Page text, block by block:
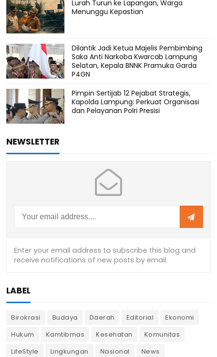
Lurah Turun ke Lapangan, Warga
Menunggu Kepastian
Dilantik Jadi Ketua Majelis Pembimbing
Saka Anti Narkoba Kwarcab Lampung
Selatan, Kepala BNNK Pramuka Garda
P4GN
Pimpin Sertijab 12 Pejabat Strategis,
Kapolda Lampung: Perkuat Organisasi
dan Pelayanan Polri Presisi
NEWSLETTER
LABEL
Birokrasi Budaya Daerah Editorial
Ekonomi
Hukum
Kamtibmas Kesehatan
Komunitas
LifeStyle
Lingkungan Nasional
News